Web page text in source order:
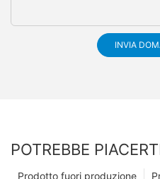
INVIA
POTREBBE
Prodotto fuori produzione